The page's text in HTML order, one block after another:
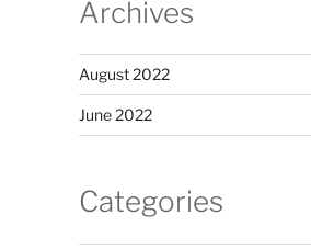
Archives
August 2022
June 2022
Categories